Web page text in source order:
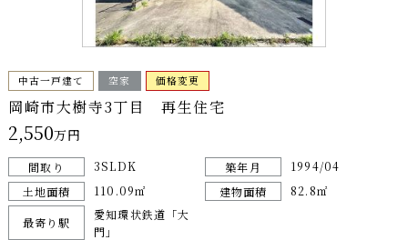
中古一戸建て 空家 価格変更
岡崎市大樹寺3丁目 再生住宅
2,550万円
間取り 3SLDK 築年月
1994/04
土地面積
110.09㎡ 建物面積 82.8㎡
最寄り駅
愛知環状鉄道「大
門」